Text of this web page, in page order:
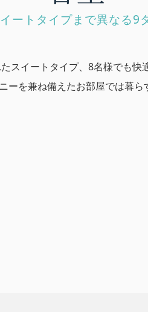
ートタイプまで異なる9
スイートタイプ、8名様でも
を兼ね備えたお部屋では暮ら